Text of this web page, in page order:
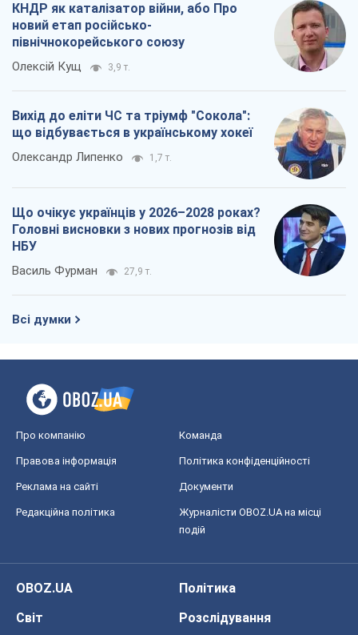
КНДР як каталізатор війни, або Про
новий етап російсько-
північнокорейського союзу
Олексій Кущ 3,9 т.
Вихід до еліти ЧС та тріумф "Сокола":
що відбувається в українському хокеї
Олександр Липенко 1,7 т.
Що очікує українців у 2026–2028 роках?
Головні висновки з нових прогнозів від
НБУ
Василь Фурман 27,9 т.
Всі думки
Про компанію Команда
Правова інформація Політика конфіденційності
Реклама на сайті Документи
Редакційна політика
Журналісти OBOZ.UA на місці
подій
OBOZ.UA
Політика
Світ
Розслідування